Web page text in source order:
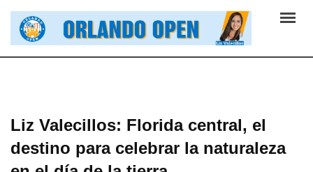
content
Liz Valecillos: Florida central, el
destino para celebrar la naturaleza